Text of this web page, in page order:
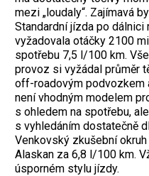
mezi „loudaly“. Zajímavá
Standardní jízda po
vyžadovala otáčky 2100
spotřebu 7,5 l/100 km.
provoz si vyžádal průměr
off-roadovým podvozkem
není vhodným modelem
s ohledem na spotřebu,
s vyhledáním dostatečně
Venkovský zkušební
Alaskan za 6,8 l/100 km.
úsporném stylu jízdy.